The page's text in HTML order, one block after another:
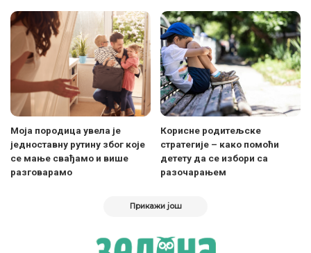
Моја породица увела је
једноставну рутину због које
се мање свађамо и више
разговарамо
Корисне родитељске
стратегије – како помоћи
детету да се избори са
разочарањем
Прикажи још